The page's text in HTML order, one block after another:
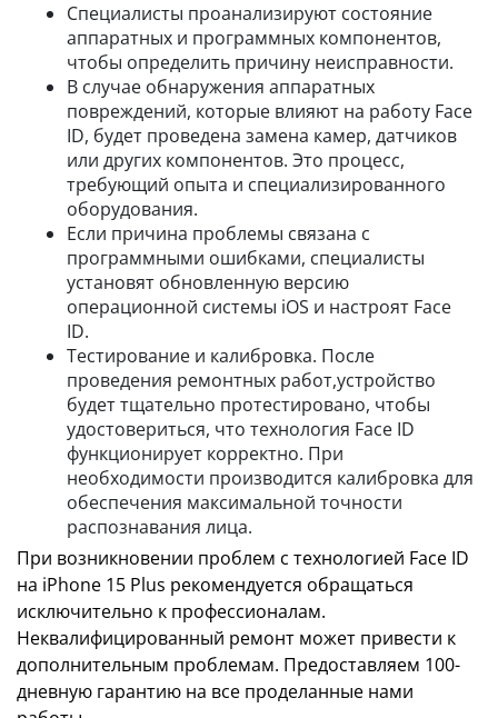
Специалисты проанализируют состояние
аппаратных и программных компонентов,
чтобы определить причину неисправности.
В случае обнаружения аппаратных
повреждений, которые влияют на работу Face
ID, будет проведена замена камер, датчиков
или других компонентов. Это процесс,
требующий опыта и специализированного
оборудования.
Если причина проблемы связана с
программными ошибками, специалисты
установят обновленную версию
операционной системы iOS и настроят Face
ID.
Тестирование и калибровка. После
проведения ремонтных работ,устройство
будет тщательно протестировано, чтобы
удостовериться, что технология Face ID
функционирует корректно. При
необходимости производится калибровка для
обеспечения максимальной точности
распознавания лица.
При возникновении проблем с технологией Face ID
на iPhone 15 Plus рекомендуется обращаться
исключительно к профессионалам.
Неквалифицированный ремонт может привести к
дополнительным проблемам. Предоставляем 100-
дневную гарантию на все проделанные нами